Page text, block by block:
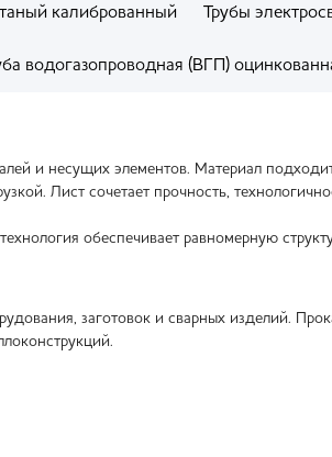
калиброванный Трубы
водогазопроводная (ВГП)
и несущих элементов. Материал
Лист сочетает прочность,
обеспечивает равномерную
заготовок и сварных изделий.